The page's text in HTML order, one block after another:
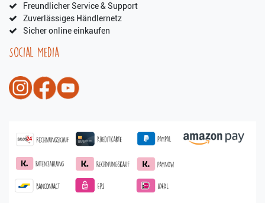
Freundlicher Service & Support
Zuverlässiges Händlernetz
Sicher online einkaufen
Social Media